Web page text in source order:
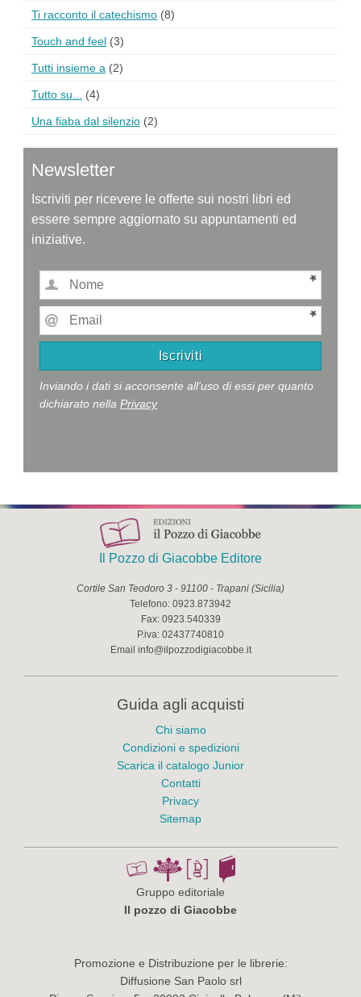
Ti racconto il catechismo (8)
Touch and feel (3)
Tutti insieme a (2)
Tutto su... (4)
Una fiaba dal silenzio (2)
Newsletter
Iscriviti per ricevere le offerte sui nostri libri ed
essere sempre aggiornato su appuntamenti ed
iniziative.
Inviando i dati si acconsente all'uso di essi per quanto
dichiarato nellaPrivacy
Il Pozzo di Giacobbe Editore
Cortile San Teodoro 3 - 91100 - Trapani (Sicilia)
Telefono: 0923.873942
Fax: 0923.540339
P.iva: 02437740810
Email info@ilpozzodigiacobbe.it
Guida agli acquisti
Chi siamo
Condizioni e spedizioni
Scarica il catalogo Junior
Contatti
Privacy
Sitemap
Gruppo editoriale
Il pozzo di Giacobbe
Promozione e Distribuzione per le librerie:
Diffusione San Paolo srl